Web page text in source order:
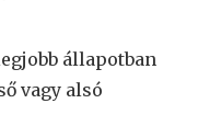
állapotban
vagy alsó